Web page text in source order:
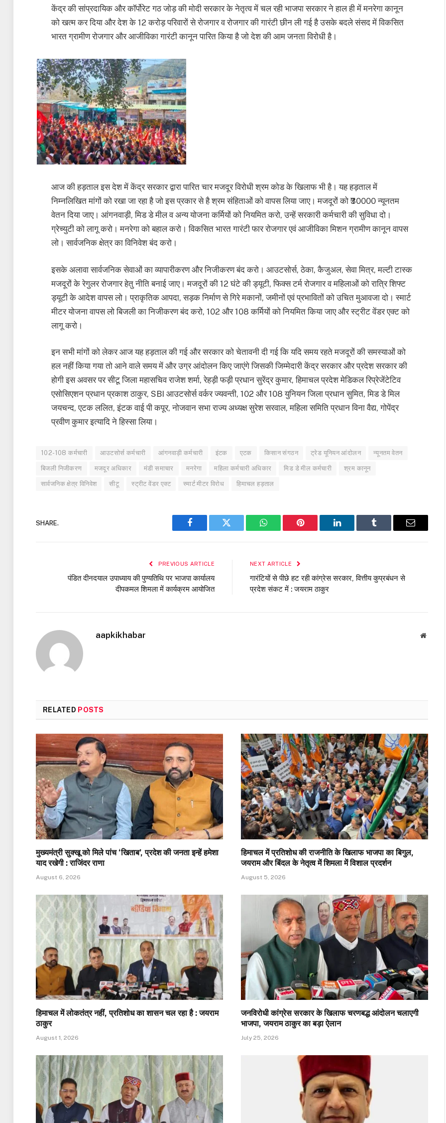
केंद्र की सांप्रदायिक और कॉर्पोरेट गठ जोड़ की मोदी सरकार के नेतृत्व में चल रही भाजपा सरकार ने हाल ही में मनरेगा कानून
को खत्म कर दिया और देश के 12 करोड़ परिवारों से रोजगार व रोजगार की गारंटी छीन ली गई है उसके बदले संसद में विकसित
भारत ग्रामीण रोजगार और आजीविका गारंटी कानून पारित किया है जो देश की आम जनता विरोधी है।
आज की हड़ताल इस देश में केंद्र सरकार द्वारा पारित चार मजदूर विरोधी श्रम कोड के खिलाफ भी है। यह हड़ताल में
निम्नलिखित मांगों को रखा जा रहा है जो इस प्रकार से है श्रम संहिताओं को वापस लिया जाए। मजदूरों को ₹30000 न्यूनतम
वेतन दिया जाए। आंगनवाड़ी, मिड डे मील व अन्य योजना कर्मियों को नियमित करो, उन्हें सरकारी कर्मचारी की सुविधा दो।
ग्रेच्युटी को लागू करो। मनरेगा को बहाल करो। विकसित भारत गारंटी फार रोजगार एवं आजीविका मिशन ग्रामीण कानून वापस
लो। सार्वजनिक क्षेत्र का विनिवेश बंद करो।
इसके अलावा सार्वजनिक सेवाओं का व्यापारीकरण और निजीकरण बंद करो। आउटसोर्स, ठेका, कैजुअल, सेवा मित्र, मल्टी टास्क
मजदूरों के रेगुलर रोजगार हेतु नीति बनाई जाए। मजदूरों की 12 घंटे की ड्यूटी, फिक्स टर्म रोजगार व महिलाओं को रात्रि शिफ्ट
ड्यूटी के आदेश वापस लो। प्राकृतिक आपदा, सड़क निर्माण से गिरे मकानों, जमीनों एवं प्रभावितों को उचित मुआवजा दो। स्मार्ट
मीटर योजना वापस लो बिजली का निजीकरण बंद करो, 102 और 108 कर्मियों को नियमित किया जाए और स्ट्रीट वेंडर एक्ट को
लागू करो।
इन सभी मांगों को लेकर आज यह हड़ताल की गई और सरकार को चेतावनी दी गई कि यदि समय रहते मजदूरों की समस्याओं को
हल नहीं किया गया तो आने वाले समय में और उग्र आंदोलन किए जाएंगे जिसकी जिम्मेदारी केंद्र सरकार और प्रदेश सरकार की
होगी इस अवसर पर सीटू जिला महासचिव राजेश शर्मा, रेहड़ी फड़ी प्रधान सुरेंद्र कुमार, हिमाचल प्रदेश मेडिकल रिप्रेजेंटेटिव
एसोसिएशन प्रधान प्रकाश ठाकुर, SBI आउटसोर्स वर्कर ज्यवन्ती, 102 और 108 युनियन जिला प्रधान सुमित, मिड डे मिल
जयचन्द, एटक ललित, इंटक वाई पी कपूर, नोजवान सभा राज्य अध्यक्ष सुरेश सरवाल, महिला समिति प्रधान विना वैद्य, गोपेंद्र
प्रवीण कुमार इत्यादि ने हिस्सा लिया।
102-108 कर्मचारी आउटसोर्स कर्मचारी आंगनवाड़ी कर्मचारी इंटक एटक किसान संगठन ट्रेड यूनियन आंदोलन न्यूनतम वेतन
बिजली निजीकरण मजदूर अधिकार मंडी समाचार मनरेगा महिला कर्मचारी अधिकार मिड डे मील कर्मचारी श्रम कानून
सार्वजनिक क्षेत्र विनिवेश सीटू स्ट्रीट वेंडर एक्ट स्मार्ट मीटर विरोध हिमाचल हड़ताल
SHARE.
Facebook Twitter WhatsAppPinterest LinkedIn Tumblr Email
PREVIOUS ARTICLE
पंडित दीनदयाल उपाध्याय की पुण्यतिथि पर भाजपा कार्यालय
दीपकमल शिमला में कार्यक्रम आयोजित
NEXT ARTICLE
गारंटियों से पीछे हट रही कांग्रेस सरकार, वित्तीय कुप्रबंधन से
प्रदेश संकट में : जयराम ठाकुर
aapkikhabar
RELATED POSTS
मुख्यमंत्री सुक्खू को मिले पांच ‘खिताब’, प्रदेश की जनता इन्हें हमेशा
याद रखेगी : राजिंदर राणा
August 6, 2026
हिमाचल में प्रतिशोध की राजनीति के खिलाफ भाजपा का बिगुल,
जयराम और बिंदल के नेतृत्व में शिमला में विशाल प्रदर्शन
August 5, 2026
हिमाचल में लोकतंत्र नहीं, प्रतिशोध का शासन चल रहा है : जयराम
ठाकुर
August 1, 2026
जनविरोधी कांग्रेस सरकार के खिलाफ चरणबद्ध आंदोलन चलाएगी
भाजपा, जयराम ठाकुर का बड़ा ऐलान
July 25, 2026